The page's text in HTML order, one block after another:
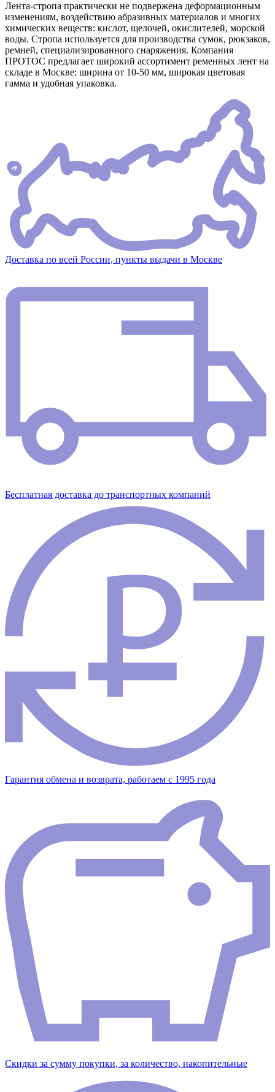
Лента-стропа практически не подвержена деформационным
изменениям, воздействию абразивных материалов и многих
химических веществ: кислот, щелочей, окислителей, морской
воды. Стропа используется для производства сумок, рюкзаков,
ремней, специализированного снаряжения. Компания
ПРОТОС предлагает широкий ассортимент ременных лент на
складе в Москве: ширина от 10-50 мм, широкая цветовая
гамма и удобная упаковка.
Доставка по всей России, пункты выдачи в Москве
Бесплатная доставка до транспортных компаний
Гарантия обмена и возврата, работаем с 1995 года
Скидки за сумму покупки, за количество, накопительные